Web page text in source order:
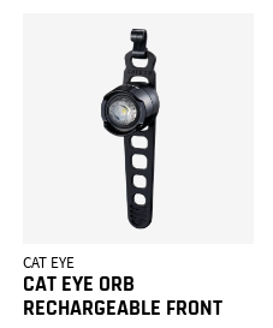
CAT EYE
CAT EYE ORB
RECHARGEABLE FRONT